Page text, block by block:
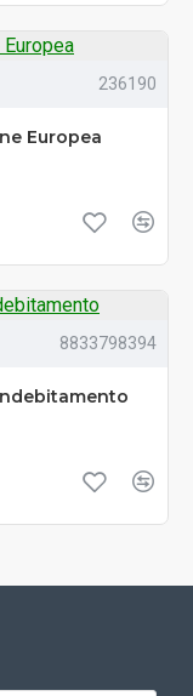
236190
Europea
8833798394